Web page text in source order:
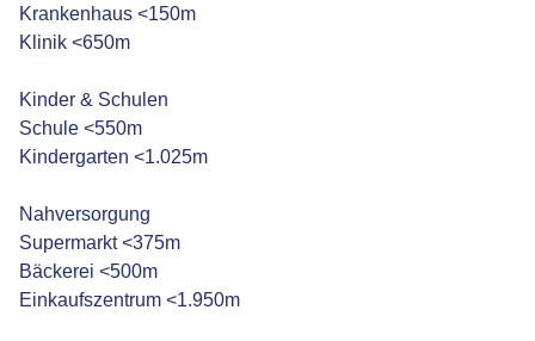
Krankenhaus <150m
Klinik <650m
Kinder & Schulen
Schule <550m
Kindergarten <1.025m
Nahversorgung
Supermarkt <375m
Bäckerei <500m
Einkaufszentrum <1.950m